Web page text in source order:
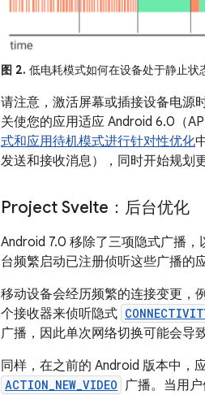
图 2. 低电耗模式如何在设备处于静止状
请注意，激活屏幕或插接设备电源
关使您的应用适应 Android 6.0（
式和应用待机模式进行针对性优化
发送和接收消息），同时开始规划
Project Svelte：后台优化
Android 7.0 移除了三项隐式广播
台频繁启动已注册侦听这些广播的
移动设备会经历频繁的连接变更，
个接收器来侦听隐式
广播，因此单次网络切换可能会导
同样，在之前的 Android 版本中，
ACTION_NEW_VIDEO 广播。当用